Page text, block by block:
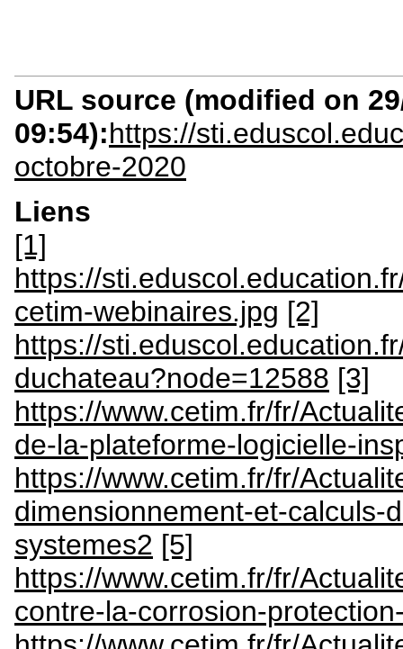
URL source (modified on
09:54):https://
octobre-2020
Liens
[1]
https://
cetim-webinaires.jpg [2]
https://
duchateau?node=12588 [3]
https://www.cetim.fr/fr/
de-la-plateforme-logicielle-
https://www.cetim.fr/fr/
dimensionnement-et-calculs-
systemes2 [5]
https://www.cetim.fr/fr/
contre-la-corrosion-